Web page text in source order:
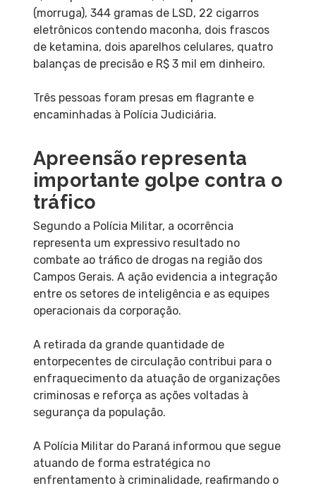
(morruga), 344 gramas de LSD, 22 cigarros
eletrônicos contendo maconha, dois frascos
de ketamina, dois aparelhos celulares, quatro
balanças de precisão e R$ 3 mil em dinheiro.
Três pessoas foram presas em flagrante e
encaminhadas à Polícia Judiciária.
Apreensão representa
importante golpe contra o
tráfico
Segundo a Polícia Militar, a ocorrência
representa um expressivo resultado no
combate ao tráfico de drogas na região dos
Campos Gerais. A ação evidencia a integração
entre os setores de inteligência e as equipes
operacionais da corporação.
A retirada da grande quantidade de
entorpecentes de circulação contribui para o
enfraquecimento da atuação de organizações
criminosas e reforça as ações voltadas à
segurança da população.
A Polícia Militar do Paraná informou que segue
atuando de forma estratégica no
enfrentamento à criminalidade, reafirmando o